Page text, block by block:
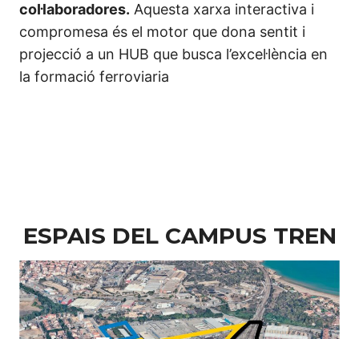
col·laboradores. Aquesta xarxa interactiva i
compromesa és el motor que dona sentit i
projecció a un HUB que busca l’excel·lència en
la formació ferroviaria
ESPAIS DEL CAMPUS TREN